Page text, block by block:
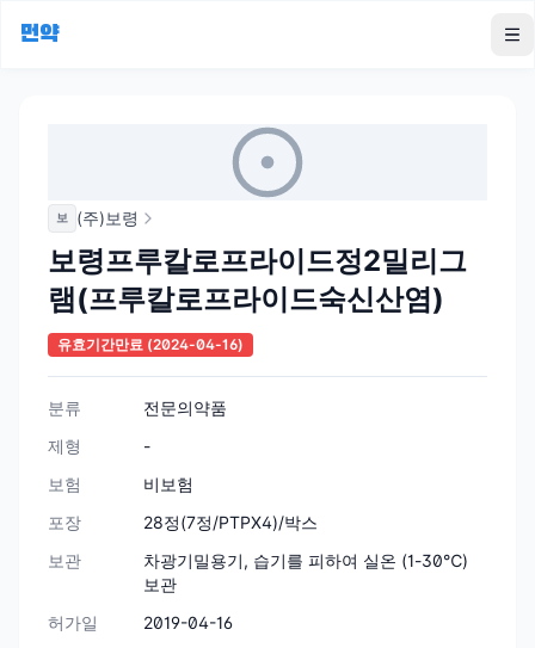
먼약
보 (주)보령
보령프루칼로프라이드정2밀리그
램(프루칼로프라이드숙신산염)
유효기간만료 (2024-04-16)
분류
전문의약품
제형
-
보험
비보험
포장
28정(7정/PTPX4)/박스
보관
차광기밀용기, 습기를 피하여 실온 (1-30℃)
보관
허가일
2019-04-16